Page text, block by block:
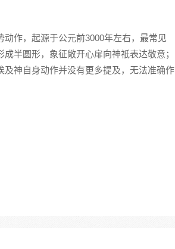
作，起源于公元前3000年左右，最常见
半圆形，象征敞开心扉向神祇表达敬意；
神自身动作并没有更多提及，无法准确作